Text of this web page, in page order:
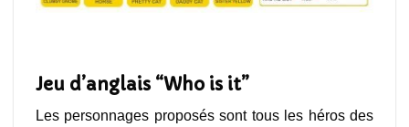
Jeu d’anglais “Who is it”
Les personnages proposés sont tous les héros des